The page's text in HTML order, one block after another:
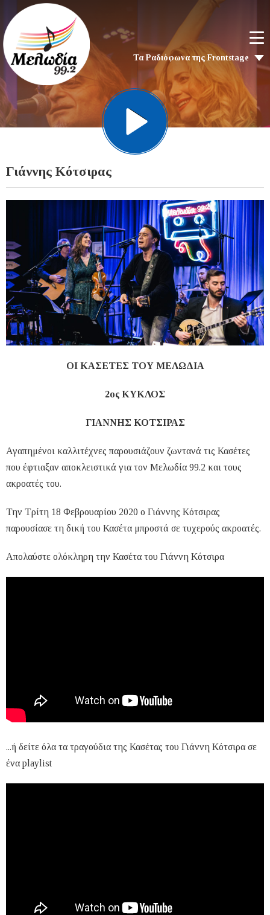
Τα Ραδιόφωνα της Frontstage
Γιάννης Κότσιρας
ΟΙ ΚΑΣΕΤΕΣ ΤΟΥ ΜΕΛΩΔΙΑ
2ος ΚΥΚΛΟΣ
ΓΙΑΝΝΗΣ ΚΟΤΣΙΡΑΣ
Αγαπημένοι καλλιτέχνες παρουσιάζουν ζωντανά τις Κασέτες
που έφτιαξαν αποκλειστικά για τον Μελωδία 99.2 και τους
ακροατές του.
Την Τρίτη 18 Φεβρουαρίου 2020 ο Γιάννης Κότσιρας
παρουσίασε τη δική του Κασέτα μπροστά σε τυχερούς ακροατές.
Απολαύστε ολόκληρη την Κασέτα του Γιάννη Κότσιρα
...ή δείτε όλα τα τραγούδια της Κασέτας του Γιάννη Κότσιρα σε
ένα playlist